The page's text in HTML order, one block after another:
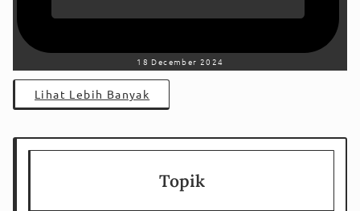
18 December 2024
Lihat Lebih Banyak
Topik